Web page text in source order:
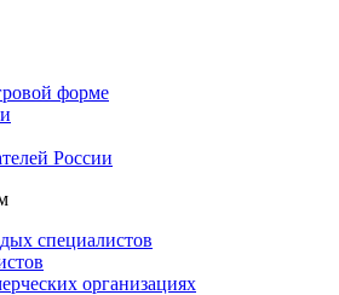
форме
России
специалистов
организациях